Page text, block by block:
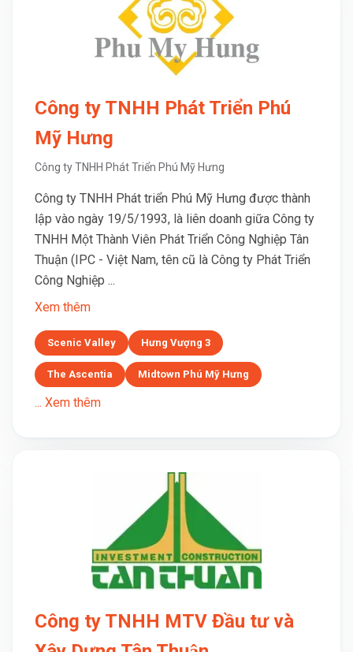
Công ty TNHH Phát Triển Phú
Mỹ Hưng
Công ty TNHH Phát Triển Phú Mỹ Hưng
Công ty TNHH Phát triển Phú Mỹ Hưng được thành
lập vào ngày 19/5/1993, là liên doanh giữa Công ty
TNHH Một Thành Viên Phát Triển Công Nghiệp Tân
Thuận (IPC - Việt Nam, tên cũ là Công ty Phát Triển
Công Nghiệp ...
Xem thêm
Scenic Valley Hưng Vượng 3
The Ascentia Midtown Phú Mỹ Hưng
... Xem thêm
Công ty TNHH MTV Đầu tư và